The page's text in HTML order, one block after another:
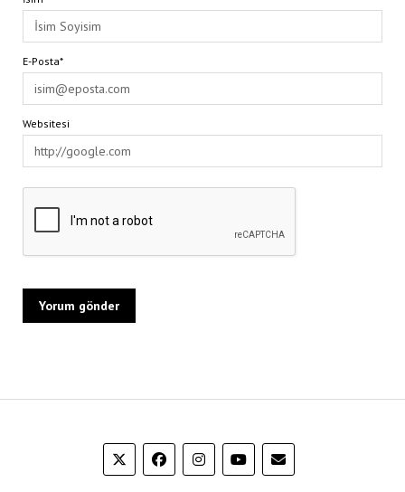
E-Posta*
Websitesi